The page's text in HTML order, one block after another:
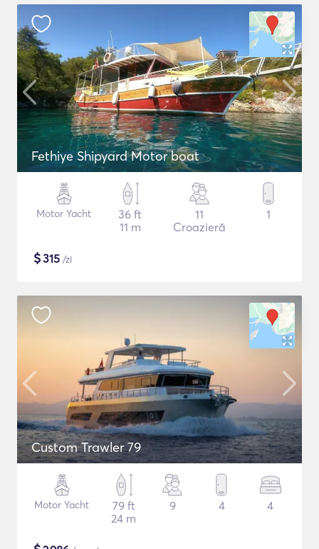
Fethiye Shipyard Motor boat
Motor Yacht
36 ft
11 m
11
Croazieră
1
$315 /zi
Custom Trawler 79
Motor Yacht
79 ft
24 m
9 4 4